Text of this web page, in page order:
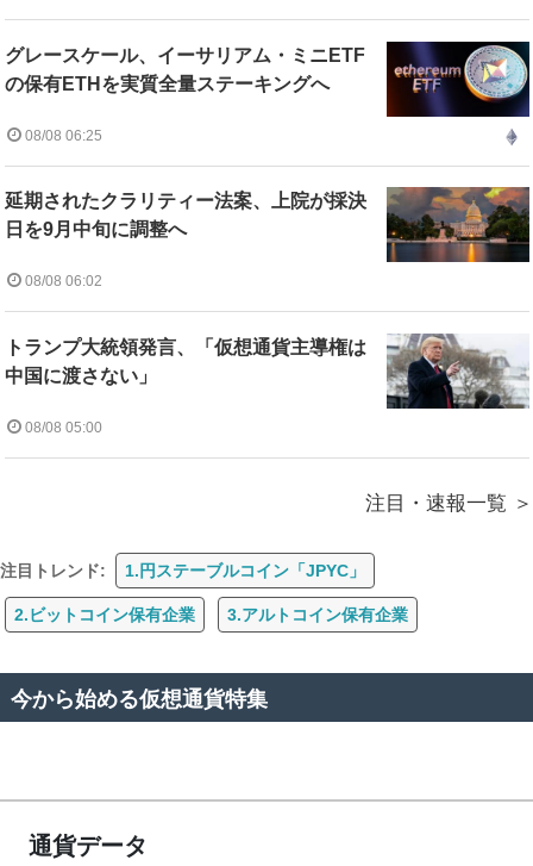
グレースケール、イーサリアム・ミニETF
の保有ETHを実質全量ステーキングへ
08/08 06:25
延期されたクラリティー法案、上院が採決
日を9月中旬に調整へ
08/08 06:02
トランプ大統領発言、「仮想通貨主導権は
中国に渡さない」
08/08 05:00
注目・速報一覧
注目トレンド: 1.円ステーブルコイン「JPYC」
2.ビットコイン保有企業 3.アルトコイン保有企業
今から始める仮想通貨特集
通貨データ